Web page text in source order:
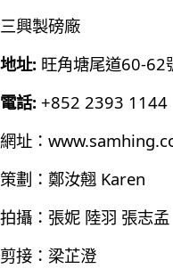
三興製磅廠
地址: 旺角塘尾道60-62
電話: +852 2393 1144
網址：
策劃：鄭汝翹 Karen
拍攝：張妮 陸羽 張志孟
剪接：梁芷澄